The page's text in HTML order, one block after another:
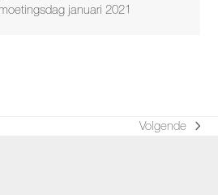
januari 2021
next
Volgende